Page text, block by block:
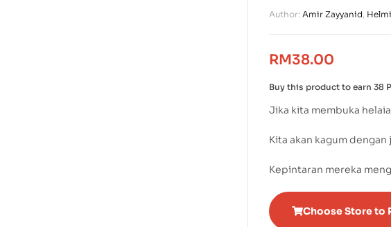
Author: Amir Zayyanid,
RM38.00
Buy this product to earn 38
Jika kita membuka
Kita akan kagum
Kepintaran mereka
Choose Store to